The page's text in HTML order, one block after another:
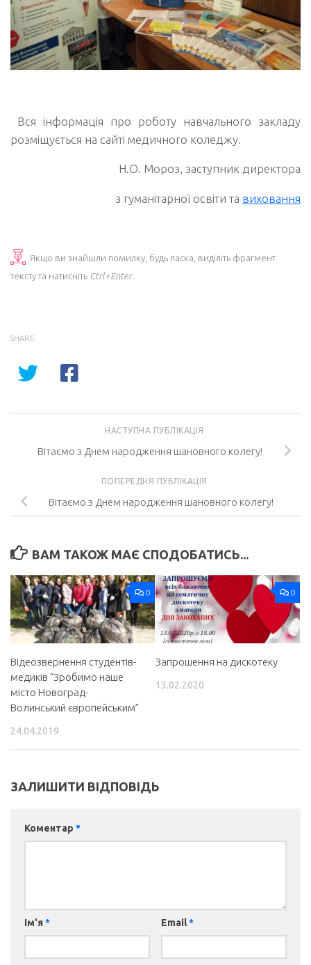
Вся інформація про роботу навчального закладу
розміщується на сайті медичного коледжу.
Н.О. Мороз, заступник директора
з гуманітарної освіти та виховання
Якщо ви знайшли помилку, будь ласка, виділіть фрагмент
тексту та натисніть Ctrl+Enter.
SHARE
НАСТУПНА ПУБЛІКАЦІЯ
Вітаємо з Днем народження шановного колегу!
ПОПЕРЕДНЯ ПУБЛІКАЦІЯ
Вітаємо з Днем народження шановного колегу!
ВАМ ТАКОЖ МАЄ СПОДОБАТИСЬ...
0
Відеозвернення студентів-
медиків “Зробимо наше
місто Новоград-
Волинський європейським”
24.04.2019
0
Запрошення на дискотеку
13.02.2020
ЗАЛИШИТИ ВІДПОВІДЬ
Коментар *
Ім'я * Email*